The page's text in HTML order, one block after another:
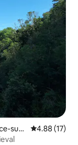
sur-
Calificación
4.88 (17)